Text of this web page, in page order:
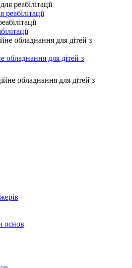
обладнання для дітей з
обладнання для дітей з
основ